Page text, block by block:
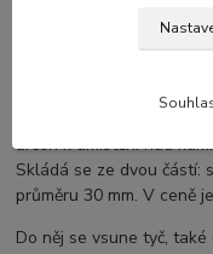
určen k umístění nad
Skládá se ze dvou částí:
průměru 30 mm. V ceně
Do něj se vsune tyč, také